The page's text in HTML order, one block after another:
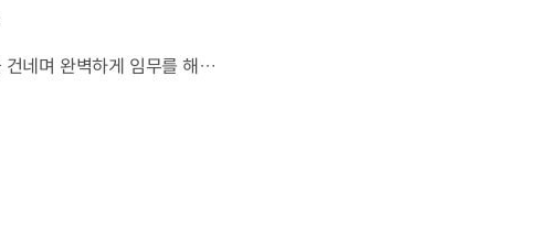
잊지 못할 여정을 돌아보며.가장 중요한 순간, 49번째 팀이 공을 건네며 완벽하게 임무를 해낸 그 순간을 함께 돌아봅니다. 자세히 보기 ▶ #Kia #InspirationConnectsUsAll #49thTeam #OMBC #FIFAWorldCup2026 유튜브 쇼츠 보기 >